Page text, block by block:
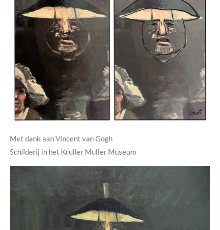
Met dank aan Vincent van Gogh
Schilderij in het Kruller Muller Museum